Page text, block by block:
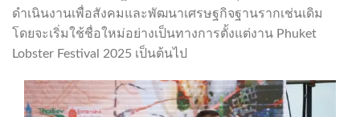
ดำเนินงานเพื่อสังคมและพัฒนาเศรษฐกิจฐานรากเช่นเดิม
โดยจะเริ่มใช้ชื่อใหม่อย่างเป็นทางการตั้งแต่งาน Phuket
Lobster Festival 2025 เป็นต้นไป